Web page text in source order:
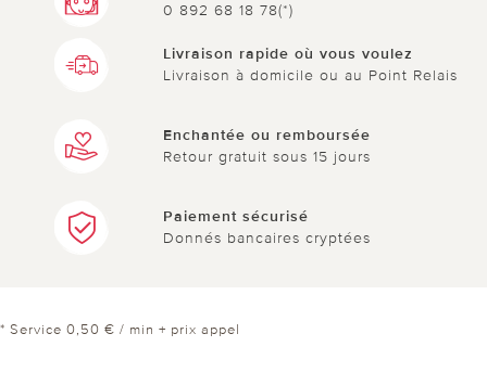
0 892 68 18 78(*)
Livraison rapide où vous voulez
Livraison à domicile ou au Point Relais
Enchantée ou remboursée
Retour gratuit sous 15 jours
Paiement sécurisé
Donnés bancaires cryptées
* Service 0,50 € / min + prix appel